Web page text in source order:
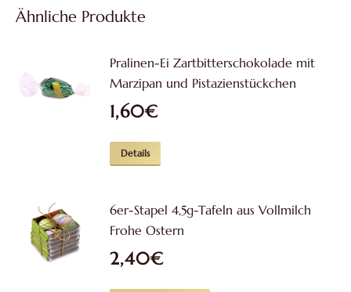
Ähnliche Produkte
Pralinen-Ei Zartbitterschokolade mit
Marzipan und Pistazienstückchen
1,60€
Details
6er-Stapel 4,5g-Tafeln aus Vollmilch
Frohe Ostern
2,40€